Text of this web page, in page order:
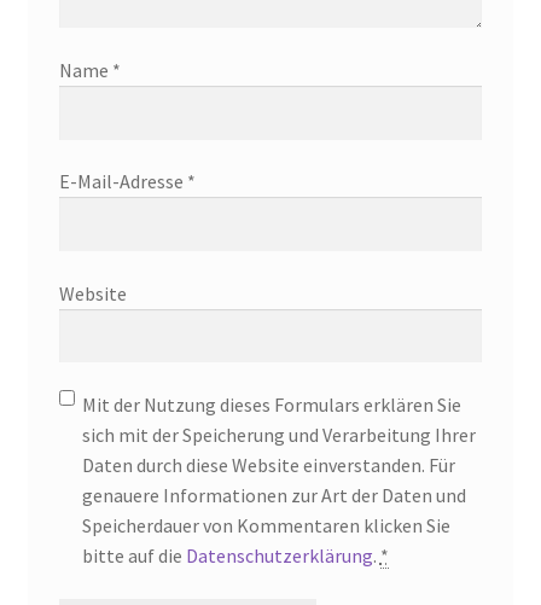
Name *
E-Mail-Adresse *
Website
Mit der Nutzung dieses Formulars erklären Sie
sich mit der Speicherung und Verarbeitung Ihrer
Daten durch diese Website einverstanden. Für
genauere Informationen zur Art der Daten und
Speicherdauer von Kommentaren klicken Sie
bitte auf die Datenschutzerklärung. *